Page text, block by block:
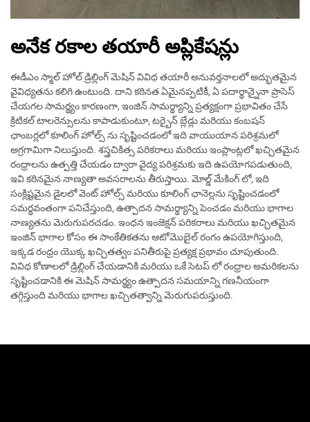
అనేక రకాల తయారీ అప్లికేషన్లు
ఈడీఎం స్మాల్ హోల్ డ్రిల్లింగ్ మెషిన్ వివిధ తయారీ అనువర్తనాలలో అద్భుతమైన
వైవిధ్యతను కలిగి ఉంటుంది. దాని కఠినత ఏమైనప్పటికీ, ఏ పదార్థాన్నైనా ప్రాసెస్
చేయగల సామర్థ్యం కారణంగా, ఇంజిన్ సామర్థ్యాన్ని ప్రత్యక్షంగా ప్రభావితం చేసే
క్రిటికల్ టాలరెన్సులను కాపాడుకుంటూ, టర్బైన్ బ్లేడ్లు మరియు కంబషన్
ఛాంబర్లలో కూలింగ్ హోల్స్ ను సృష్టించడంలో ఇది వాయుయాన పరిశ్రమలో
అగ్రగామిగా నిలుస్తుంది. శస్త్రచికిత్స పరికరాలు మరియు ఇంప్లాంట్లలో ఖచ్చితమైన
రంధ్రాలను ఉత్పత్తి చేయడం ద్వారా వైద్య పరిశ్రమకు ఇది ఉపయోగపడుతుంది,
ఇవి కఠినమైన నాణ్యతా అవసరాలను తీరుస్తాయి. మోల్డ్ మేకింగ్ లో, ఇది
సంక్లిష్టమైన డైలలో వెంట్ హోల్స్ మరియు కూలింగ్ ఛానెల్లను సృష్టించడంలో
సమర్థవంతంగా పనిచేస్తుంది, ఉత్పాదన సామర్థ్యాన్ని పెంచడం మరియు భాగాల
నాణ్యతను మెరుగుపరచడం. ఇంధన ఇంజెక్షన్ పరికరాలు మరియు ఖచ్చితమైన
ఇంజిన్ భాగాల కోసం ఈ సాంకేతికతను ఆటోమొబైల్ రంగం ఉపయోగిస్తుంది,
ఇక్కడ రంధ్రం యొక్క ఖచ్చితత్వం పనితీరుపై ప్రత్యక్ష ప్రభావం చూపుతుంది.
వివిధ కోణాలలో డ్రిల్లింగ్ చేయడానికి మరియు ఒకే సెటప్ లో రంధ్రాల అమరికలను
సృష్టించడానికి ఈ మెషిన్ సామర్థ్యం ఉత్పాదన సమయాన్ని గణనీయంగా
తగ్గిస్తుంది మరియు భాగాల ఖచ్చితత్వాన్ని మెరుగుపరుస్తుంది.